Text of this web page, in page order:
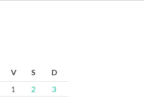
V S D
1 2
3